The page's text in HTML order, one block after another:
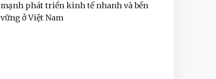
mạnh phát triển kinh tế nhanh và bền
vững ở Việt Nam